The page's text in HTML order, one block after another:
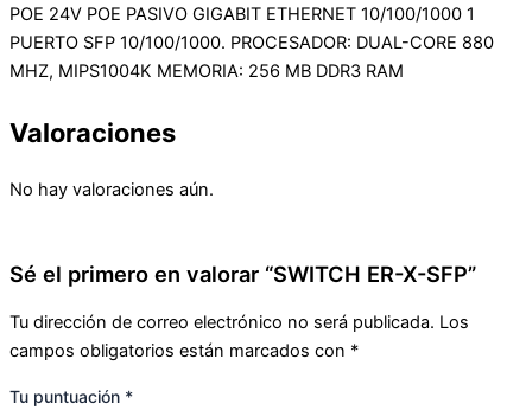
POE 24V POE PASIVO GIGABIT ETHERNET 10/100/1000 1
PUERTO SFP 10/100/1000. PROCESADOR: DUAL-CORE 880
MHZ, MIPS1004K MEMORIA: 256 MB DDR3 RAM
Valoraciones
No hay valoraciones aún.
Sé el primero en valorar “SWITCH ER-X-SFP”
Tu dirección de correo electrónico no será publicada. Los
campos obligatorios están marcados con *
Tu puntuación *